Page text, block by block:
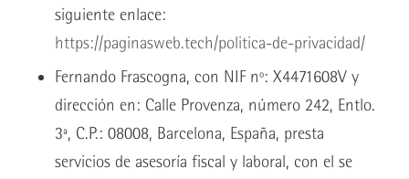
siguiente enlace:
https://paginasweb.tech/politica-de-privacidad/
Fernando Frascogna, con NIF nº: X4471608V y
dirección en: Calle Provenza, número 242, Entlo.
3ª, C.P.: 08008, Barcelona, España, presta
servicios de asesoría fiscal y laboral, con el se